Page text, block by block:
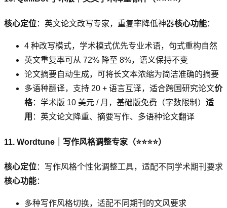
核心定位：英文论文改写专家，重复率降低神器核心功能：
4 种改写模式，学术模式优先专业术语，句式重构自然
英文重复率可从 72% 降至 8%，语义保持不变
论文摘要自动生成，可将长文本浓缩为简洁准确的摘要
多语种翻译，支持 20 + 语言互译，适合跨国研究论文价
格：学术版 10 美元 / 月，基础版免费（字数限制） 适
用 ：英文论文降重、摘要写作、多语种论文翻译
11. Wordtune｜写作风格调整专家（⭐⭐⭐⭐）
核心定位：写作风格个性化调整工具，适配不同学术期刊要求
核心功能：
多种写作风格切换，适配不同期刊的文风要求